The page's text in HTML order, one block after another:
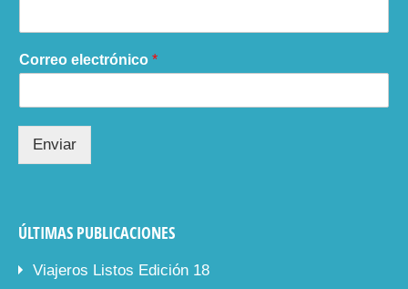
Correo electrónico *
Enviar
ÚLTIMAS PUBLICACIONES
Viajeros Listos Edición 18